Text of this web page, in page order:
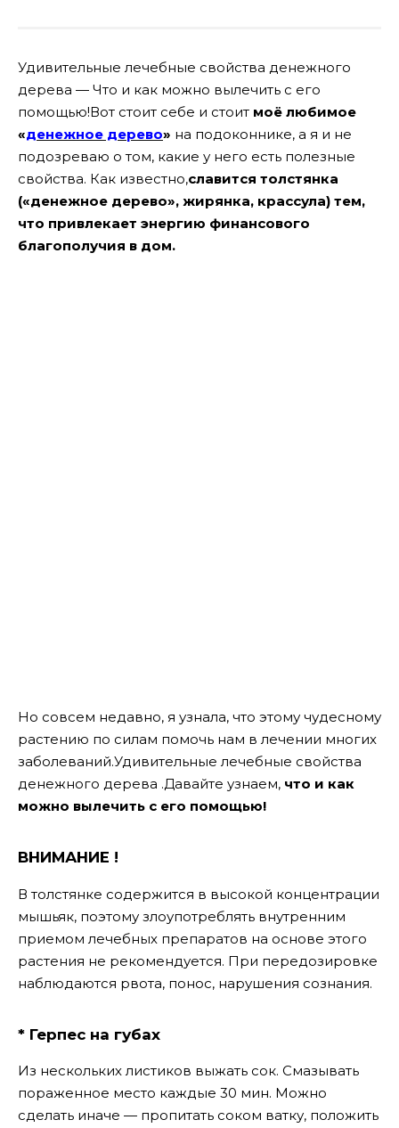
Удивительные лечебные свойства денежного
дерева — Что и как можно вылечить с его
помощью!Вот стоит себе и стоит моё любимое
«денежное дерево» на подоконнике, а я и не
подозреваю о том, какие у него есть полезные
свойства. Как известно,славится толстянка
(«денежное дерево», жирянка, крассула) тем,
что привлекает энергию финансового
благополучия в дом.
Но совсем недавно, я узнала, что этому чудесному
растению по силам помочь нам в лечении многих
заболеваний.Удивительные лечебные свойства
денежного дерева .Давайте узнаем, что и как
можно вылечить с его помощью!
ВНИМАНИЕ !
В толстянке содержится в высокой концентрации
мышьяк, поэтому злоупотреблять внутренним
приемом лечебных препаратов на основе этого
растения не рекомендуется. При передозировке
наблюдаются рвота, понос, нарушения сознания.
* Герпес на губах
Из нескольких листиков выжать сок. Смазывать
пораженное место каждые 30 мин. Можно
сделать иначе — пропитать соком ватку, положить